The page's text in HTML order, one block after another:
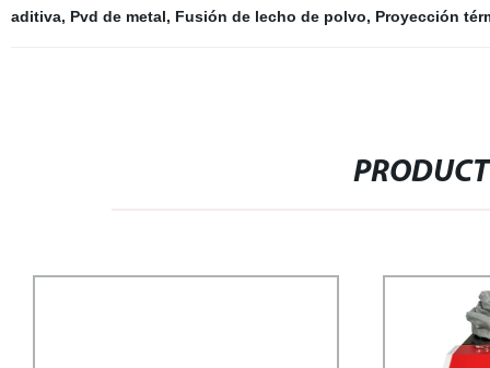
aditiva, Pvd de metal, Fusión de lecho de polvo, Proyección